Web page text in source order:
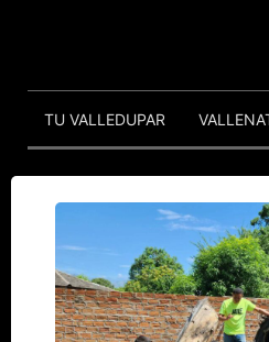
TU VALLEDUPAR